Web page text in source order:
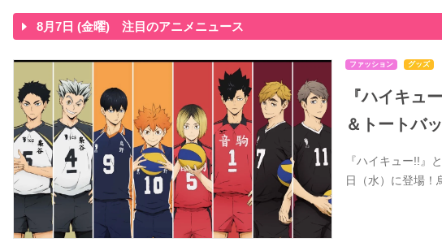
8月7日 (金曜) 注目のアニメニュース
ファッション グッズ
『ハイキュ
＆トートバ
『ハイキュー!!』
日（水）に登場！